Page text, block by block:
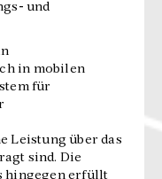
und
in mobilen
für
Leistung über das
sind. Die
hingegen erfüllt